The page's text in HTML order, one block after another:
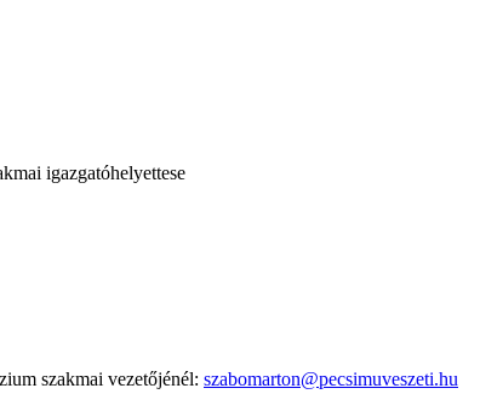
igazgatóhelyettese
szakmai vezetőjénél: szabomarton@pecsimuveszeti.hu